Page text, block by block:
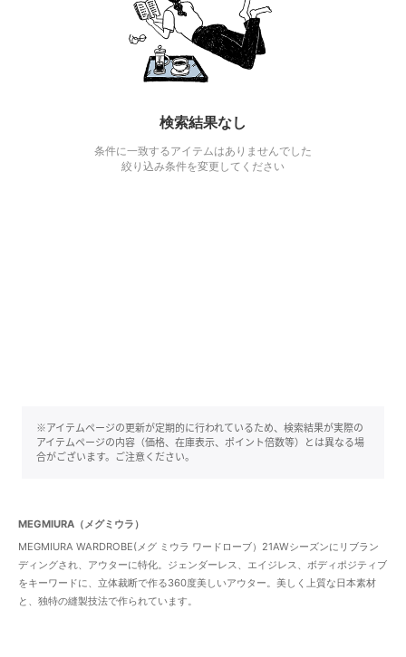
検索結果なし
条件に一致するアイテムはありませんでした
絞り込み条件を変更してください
※アイテムページの更新が定期的に行われているため、検索結果が実際の
アイテムページの内容（価格、在庫表示、ポイント倍数等）とは異なる場
合がございます。ご注意ください。
MEGMIURA（メグミウラ）
MEGMIURA WARDROBE(メグ ミウラ ワードローブ）21AWシーズンにリブラン
ディングされ、アウターに特化。ジェンダーレス、エイジレス、ボディポジティブ
をキーワードに、立体裁断で作る360度美しいアウター。美しく上質な日本素材
と、独特の縫製技法で作られています。